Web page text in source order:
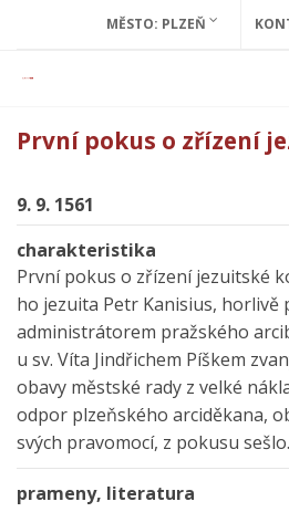
MĚSTO: PLZEŇ
První pokus o zřízení
9. 9. 1561
charakteristika
První pokus o zřízení jezuitské
ho jezuita Petr Kanisius, horlivě
administrátorem pražského
u sv. Víta Jindřichem Píškem
obavy městské rady z velké
odpor plzeňského arciděkana,
svých pravomocí, z pokusu sešlo.
prameny, literatura